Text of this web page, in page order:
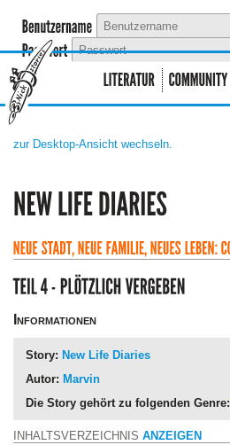
zur Desktop-Ansicht wechseln.
Informationen
Story: New Life Diaries
Autor: Marvin
Die Story gehört zu folgenden Genre:
INHALTSVERZEICHNIS ANZEIGEN